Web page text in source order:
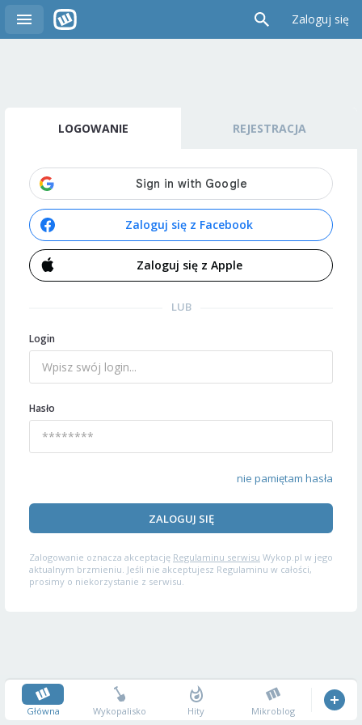
Zaloguj się
LOGOWANIE REJESTRACJA
Zaloguj się z Facebook
Zaloguj się z Apple
LUB
Login
Hasło
nie pamiętam hasła
ZALOGUJ SIĘ
Zalogowanie oznacza akceptację Regulaminu serwisu Wykop.pl w jego
aktualnym brzmieniu. Jeśli nie akceptujesz Regulaminu w całości,
prosimy o niekorzystanie z serwisu.
Główna Wykopalisko Hity Mikroblog